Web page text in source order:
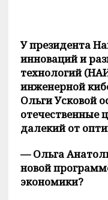
У президента
инноваций и
технологий
инженерной
Ольги Усковой
отечественные
далекий от
— Ольга
новой
экономики?